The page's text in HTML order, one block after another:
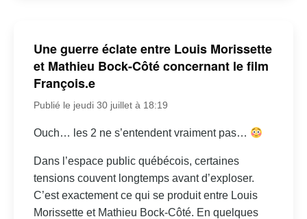
Une guerre éclate entre Louis Morissette
et Mathieu Bock-Côté concernant le film
François.e
Publié le jeudi 30 juillet à 18:19
Ouch… les 2 ne s’entendent vraiment pas…
Dans l’espace public québécois, certaines
tensions couvent longtemps avant d’exploser.
C’est exactement ce qui se produit entre Louis
Morissette et Mathieu Bock-Côté. En quelques